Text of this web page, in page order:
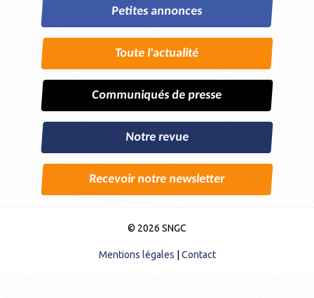
Petites annonces
Toute l'actualité
Communiqués de presse
Notre revue
Recevoir notre newsletter
© 2026 SNGC
Mentions légales Contact